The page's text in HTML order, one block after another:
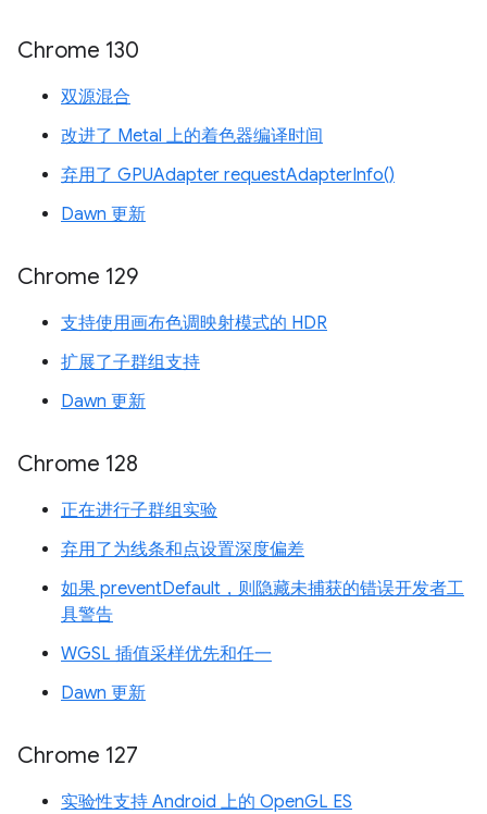
Chrome 130
双源混合
改进了 Metal 上的着色器编译时间
弃用了 GPUAdapter requestAdapterInfo()
Dawn 更新
Chrome 129
支持使用画布色调映射模式的 HDR
扩展了子群组支持
Dawn 更新
Chrome 128
正在进行子群组实验
弃用了为线条和点设置深度偏差
如果 preventDefault，则隐藏未捕获的错误开发者工
具警告
WGSL 插值采样优先和任一
Dawn 更新
Chrome 127
实验性支持 Android 上的 OpenGL ES